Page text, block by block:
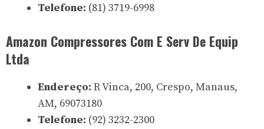
Telefone: (81) 3719-6998
Amazon Compressores Com E Serv De Equip
Ltda
Endereço: R Vinca, 200, Crespo, Manaus,
AM, 69073180
Telefone: (92) 3232-2300